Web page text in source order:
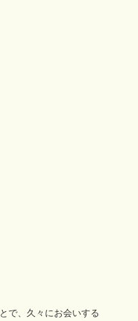
で、久々にお会いする